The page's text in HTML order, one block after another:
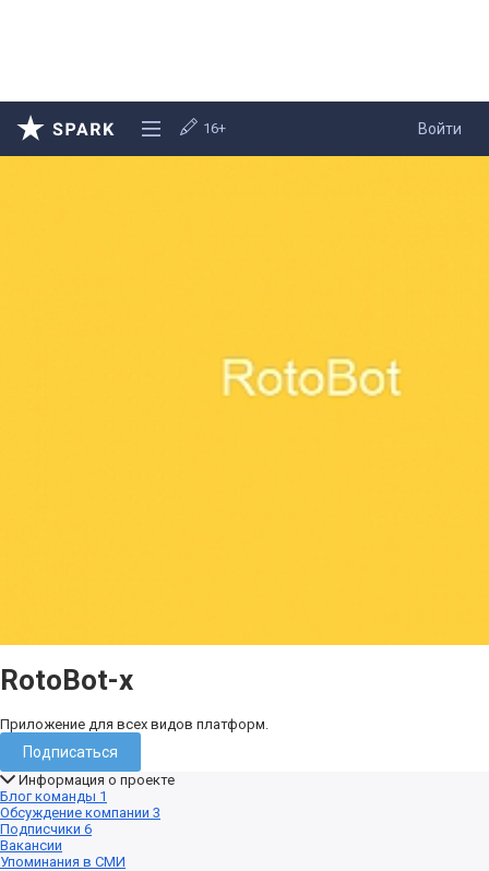
Войти
16+
RotoBot-x
Приложение для всех видов платформ.
Подписаться
Информация о проекте
Блог команды 1
Обсуждение компании 3
Подписчики 6
Вакансии
Упоминания в СМИ